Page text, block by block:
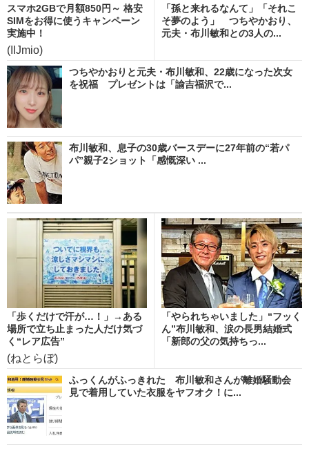
スマホ2GBで月額850円～ 格安
SIMをお得に使うキャンペーン
実施中！
(IIJmio)
「孫と来れるなんて」「それこ
そ夢のよう」 つちやかおり、
元夫・布川敏和との3人の...
つちやかおりと元夫・布川敏和、22歳になった次女
を祝福 プレゼントは「諭吉福沢で...
布川敏和、息子の30歳バースデーに27年前の“若パ
パ”親子2ショット「感慨深い ...
「歩くだけで汗が…！」→ある
場所で立ち止まった人だけ気づ
く“レア広告”
(ねとらぼ)
「やられちゃいました」“フッく
ん”布川敏和、涙の長男結婚式
「新郎の父の気持ちっ...
ふっくんがふっきれた 布川敏和さんが離婚騒動会
見で着用していた衣服をヤフオク！に...